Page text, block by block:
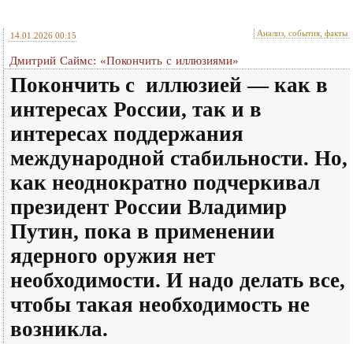
14.01.2026 00:15 Анализ, события, факты
Дмитрий Саймс: «Покончить с иллюзиями»
Покончить с иллюзией — как в
интересах России, так и в
интересах поддержания
международной стабильности. Но,
как неоднократно подчеркивал
президент России Владимир
Путин, пока в применении
ядерного оружия нет
необходимости. И надо делать все,
чтобы такая необходимость не
возникла.